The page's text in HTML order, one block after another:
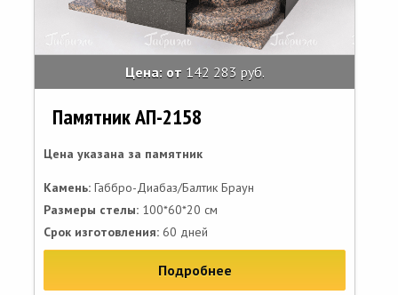
Цена: от 142 283 руб.
Памятник АП-2158
Цена указана за памятник
Камень: Габбро-Диабаз/Балтик Браун
Размеры стелы: 100*60*20 см
Срок изготовления: 60 дней
Подробнее